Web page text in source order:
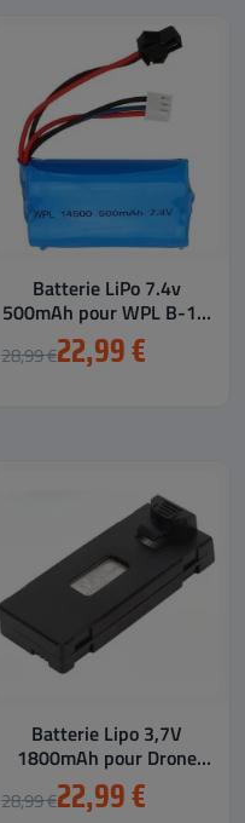
Batterie LiPo 7.4v
500mAh pour WPL B-14,
B-16, B-24, B-36,...
28,99 €22,99 €
Batterie Lipo 3,7V
1800mAh pour Drone
Pro 8K
28,99 €22,99 €